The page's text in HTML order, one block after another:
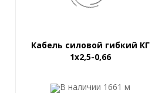
Кабель силовой гибкий КГ
1x2,5-0,66
В наличии 1661 м